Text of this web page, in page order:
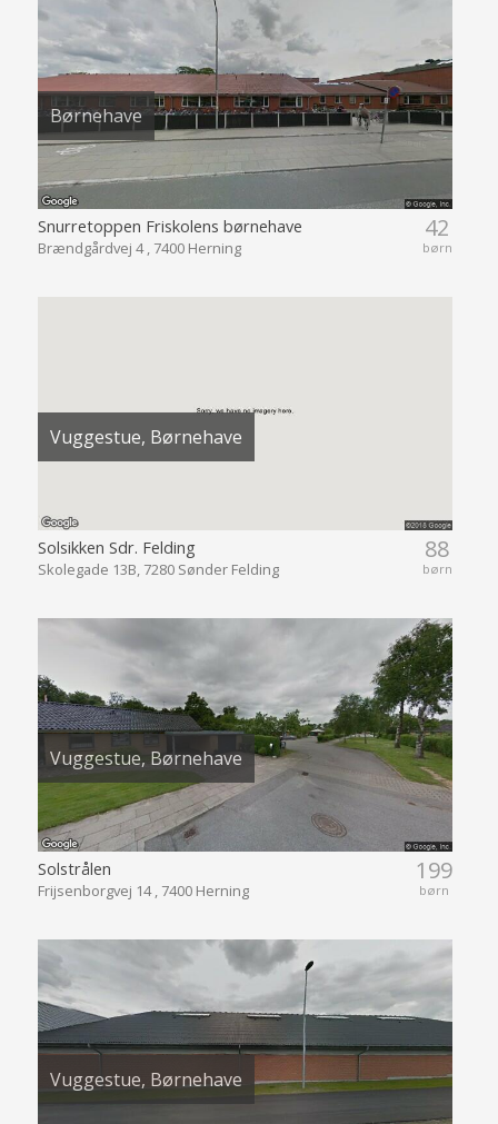
Børnehave
42
børn
Snurretoppen Friskolens børnehave
Brændgårdvej 4 , 7400 Herning
Vuggestue, Børnehave
88
børn
Solsikken Sdr. Felding
Skolegade 13B, 7280 Sønder Felding
Vuggestue, Børnehave
199
børn
Solstrålen
Frijsenborgvej 14 , 7400 Herning
Vuggestue, Børnehave